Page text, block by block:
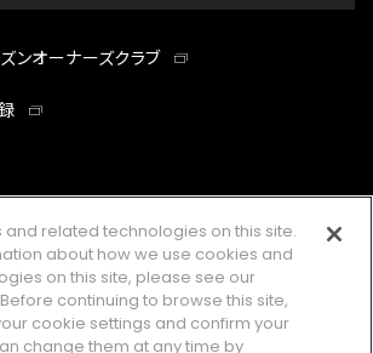
ンオーナーズクラブ
facebookinstagramtwitter
企業情報 ご利用規約
and related technologies on this site.
about how we use cookies and
on this site, please see our
continuing to browse this site,
cookie settings and confirm your
change them at any time by